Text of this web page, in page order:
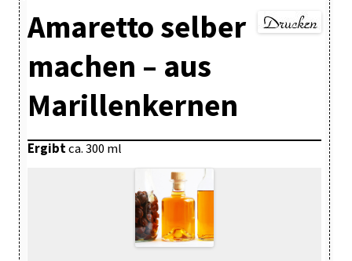
Amaretto selber
machen – aus
Marillenkernen
Ergibtca. 300 ml